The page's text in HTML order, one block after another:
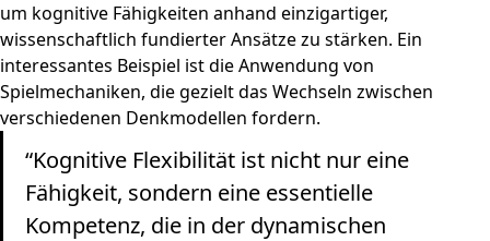
um kognitive Fähigkeiten anhand einzigartiger,
wissenschaftlich fundierter Ansätze zu stärken. Ein
interessantes Beispiel ist die Anwendung von
Spielmechaniken, die gezielt das Wechseln zwischen
verschiedenen Denkmodellen fordern.
“Kognitive Flexibilität ist nicht nur eine
Fähigkeit, sondern eine essentielle
Kompetenz, die in der dynamischen